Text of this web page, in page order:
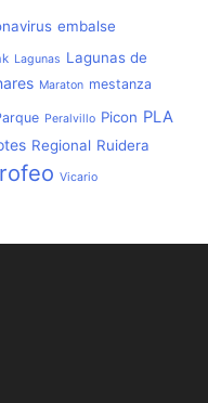
embalse
Lagunas Lagunas de
Maraton mestanza
Peralvillo Picon PLA
Regional Ruidera
Vicario